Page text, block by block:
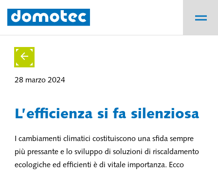
28 marzo 2024
L’efficienza si fa silenziosa
I cambiamenti climatici costituiscono una sfida sempre
più pressante e lo sviluppo di soluzioni di riscaldamento
ecologiche ed efficienti è di vitale importanza. Ecco